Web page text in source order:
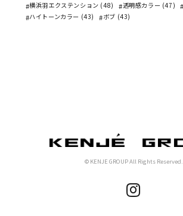
横浜羽エクステンション (48)
透明感カラー (47)
ハイトーンカラー (43)
ボブ (43)
© KENJE GROUP All Rights Reserved.